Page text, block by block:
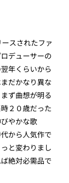
スされたファ
デューサーの
年くらいから
だかなり異な
ず曲想が明る
２０歳だった
やかな歌
から人気作で
と変わりまし
絶対必需品で